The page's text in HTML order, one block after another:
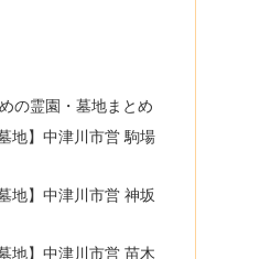
の霊園・墓地まとめ
地】中津川市営 駒場
地】中津川市営 神坂
地】中津川市営 苗木